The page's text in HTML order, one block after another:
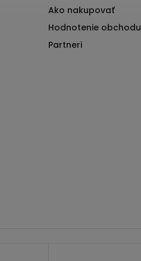
Ako nakupovať
Hodnotenie obchodu
Partneri